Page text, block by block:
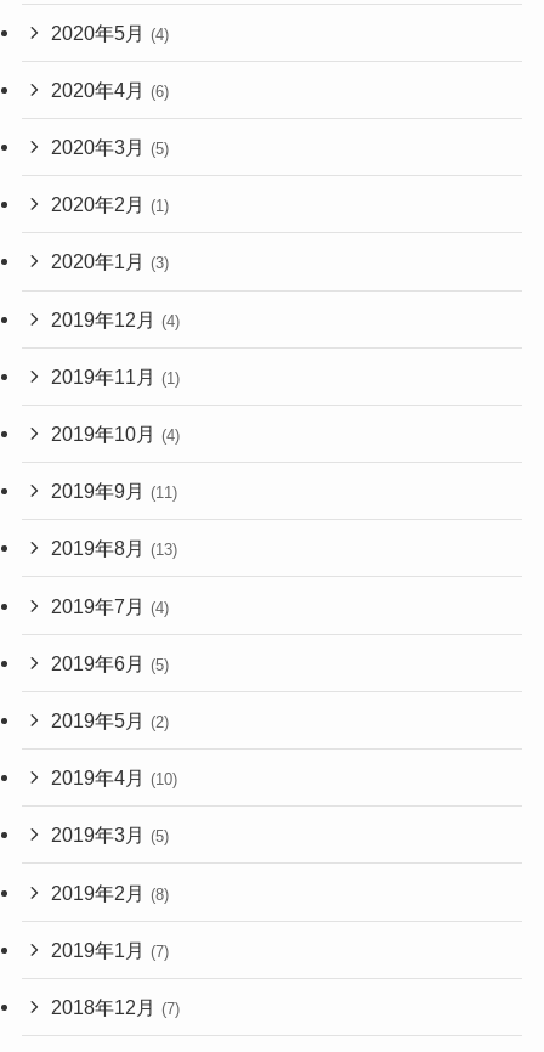
2020年5月 (4)
2020年4月 (6)
2020年3月 (5)
2020年2月 (1)
2020年1月 (3)
2019年12月 (4)
2019年11月 (1)
2019年10月 (4)
2019年9月 (11)
2019年8月 (13)
2019年7月 (4)
2019年6月 (5)
2019年5月 (2)
2019年4月 (10)
2019年3月 (5)
2019年2月 (8)
2019年1月 (7)
2018年12月 (7)